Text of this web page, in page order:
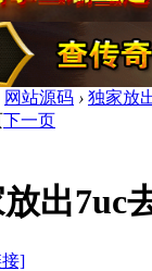
网站源码 › 独家放
下一页
出7uc
]